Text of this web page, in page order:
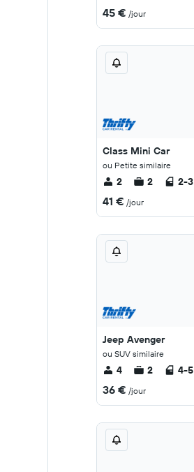
45 € /jour
Class Mini Car
ou Petite similaire
2 2 2-3
41 € /jour
Jeep Avenger
ou SUV similaire
4 2 4-5
36 € /jour